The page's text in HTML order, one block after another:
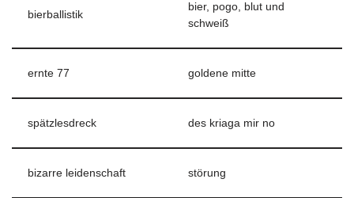
bierballistik
bier, pogo, blut und
schweiß
ernte 77 goldene mitte
spätzlesdreck des kriaga mir no
bizarre leidenschaft störung